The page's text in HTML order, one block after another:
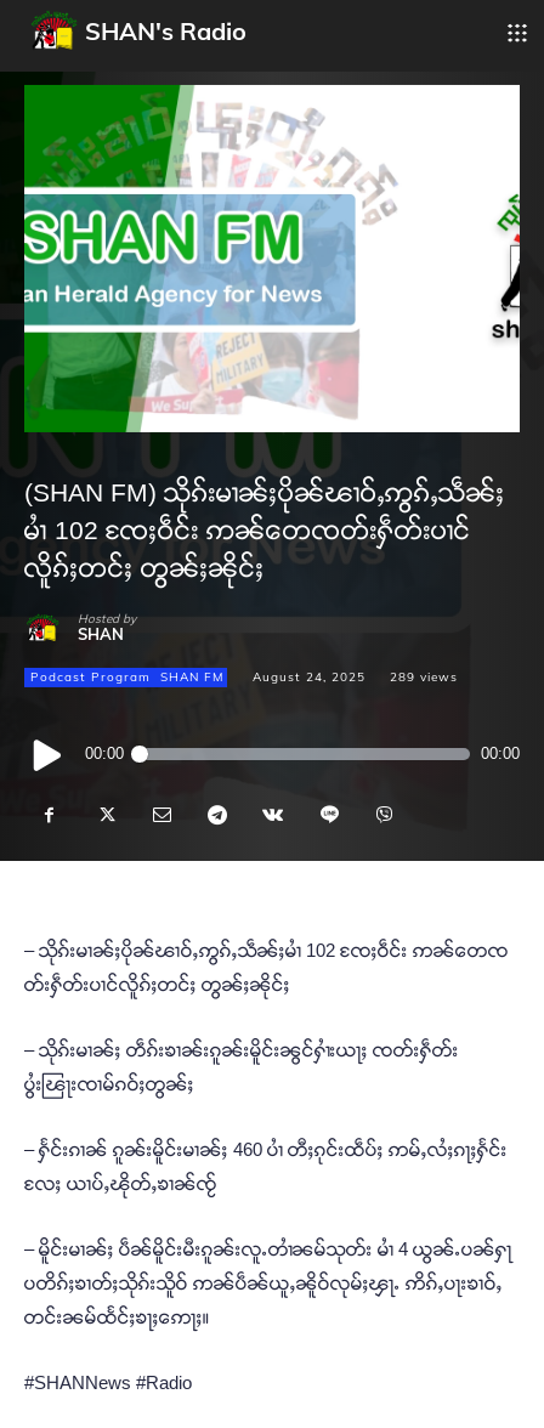
SHAN's Radio
(SHAN FM) သိုၵ်းမၢၼ်ႈပိုၼ်ၽၢဝ်ႇဢွၵ်ႇသဵၼ်ႈ
မၢႆ 102 ၸႄႈဝဵင်း ဢၼ်တေၸတ်းႁဵတ်းပၢင်
လိူၵ်ႈတင်ႈ တွၼ်ႈၼိုင်ႈ
Hosted by
SHAN
Podcast Program SHAN FM August 24, 2025 289 views
Audio
Player
00:00 00:00
– သိုၵ်းမၢၼ်ႈပိုၼ်ၽၢဝ်ႇဢွၵ်ႇသဵၼ်ႈမၢႆ 102 ၸႄႈဝဵင်း ဢၼ်တေၸ
တ်းႁဵတ်းပၢင်လိူၵ်ႈတင်ႈ တွၼ်ႈၼိုင်ႈ
– သိုၵ်းမၢၼ်ႈ တဵၵ်းၶၢၼ်းၵူၼ်းမိူင်းၼွင်ႁၢႆးယႃႈ ၸတ်းႁဵတ်း
ပွႆးၽြႃးၸၢမ်ၵဝ်ႈတွၼ်ႈ
– ႁႅင်းၵၢၼ် ၵူၼ်းမိူင်းမၢၼ်ႈ 460 ပၢႆ တီႈၵုင်းထဵပ်ႈ ဢမ်ႇလႆႈၵႃႈႁႅင်း
လႄႈ ယၢပ်ႇၽိုတ်ႇၶၢၼ်ၸႂ်
– မိူင်းမၢၼ်ႈ ပဵၼ်မိူင်းမီးၵူၼ်းလူႉတၢႆၼမ်သုတ်း မၢႆ 4 ယွၼ်ႉပၼ်ႁႃ
ပတိၵ်ႈၶၢတ်ႈသိုၵ်းသိူဝ် ဢၼ်ပဵၼ်ယူႇၼိူဝ်လုမ်ႈၾႃႉ ဢိၵ်ႇပႃးၶၢဝ်ႇ
တင်းၼမ်ထႅင်ႈၶႃႈဢေႃႈ။
#SHANNews #Radio